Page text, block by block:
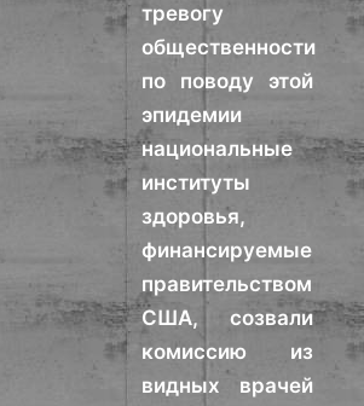
тревогу
общественности
по поводу этой
эпидемии
национальные
институты
здоровья,
финансируемые
правительством
США, созвали
комиссию из
видных врачей